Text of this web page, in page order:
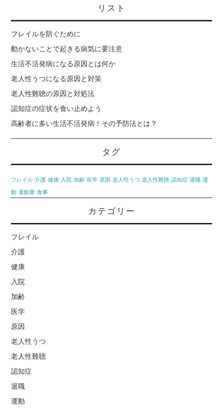
認知症の症状を食い止
めよう
リスト
フレイルを防ぐために
動かないことで起きる病気に要注意
生活不活発病になる原因とは何か
老人性うつになる原因と対策
老人性難聴の原因と対処法
認知症の症状を食い止めよう
高齢者に多い生活不活発病！その予防法とは？
タグ
フレイル 介護 健康 入院 加齢 医学 原因 老人性うつ 老人性難聴 認知症 退職 運
動 運動量 食事
カテゴリー
フレイル
介護
健康
入院
加齢
医学
原因
老人性うつ
老人性難聴
認知症
退職
運動